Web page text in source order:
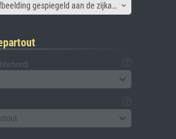
Canvas lijst - Afbeelding gespiegeld aan de zijkant